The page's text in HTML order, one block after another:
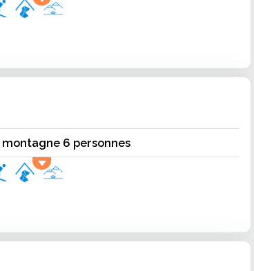
6 personnes